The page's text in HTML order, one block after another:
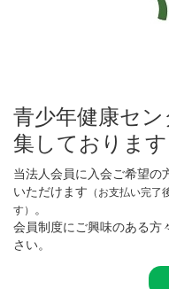
青少年健康セ
集しております
当法人会員に入会ご希望の
いただけます （お支払い完
す）
。
会員制度にご興味のある方
さい。